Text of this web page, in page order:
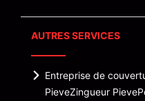
AUTRES SERVICES
Entreprise de
PieveZingueur Pieve